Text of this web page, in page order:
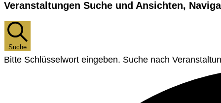
Veranstaltungen Suche und Ansichten,
Suche
Bitte Schlüsselwort eingeben. Suche nach